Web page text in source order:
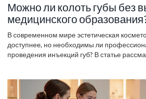
Можно ли колоть губы без
медицинского
В современном мире эстетическая
доступнее, но необходимы ли
проведения инъекций губ? В статье
медицинские аспекты, влияющие на выбор
Читатели узнают о возможных рисках